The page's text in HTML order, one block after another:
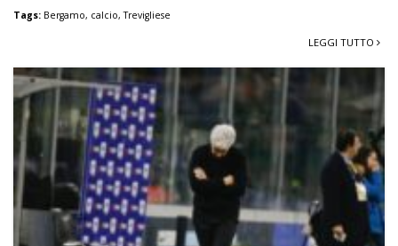
Tags: Bergamo, calcio,Trevigliese
LEGGI TUTTO